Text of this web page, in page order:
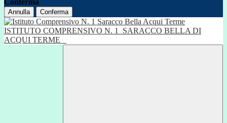
Conferma
Annulla Conferma
ISTITUTO COMPRENSIVO N. 1
SARACCO BELLA DI
ACQUI TERME